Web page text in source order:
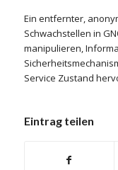
Ein entfernter,
Schwachstellen in
manipulieren,
Service Zustand
Eintrag teilen